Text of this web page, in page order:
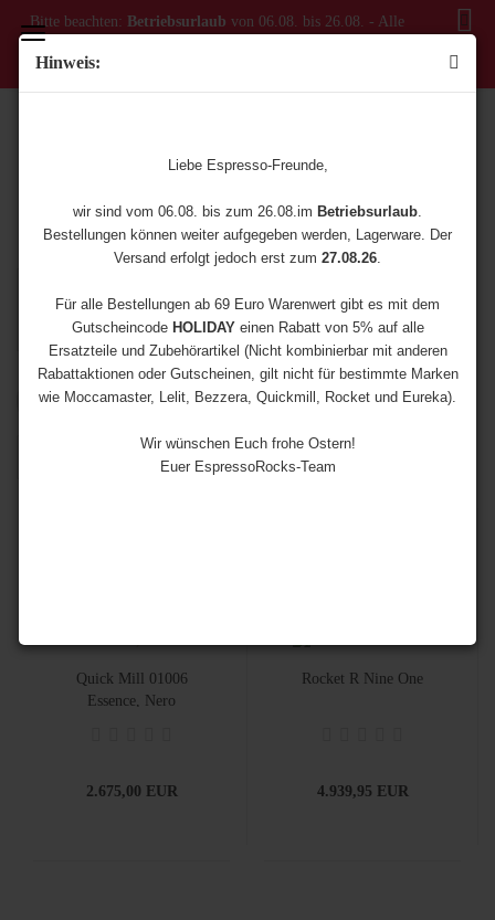
Hinweis:
Liebe Espresso-Freunde,
wir sind vom 06.08. bis zum 26.08.im Betriebsurlaub.
Bestellungen können weiter aufgegeben werden, Lagerware. Der
Versand erfolgt jedoch erst zum 27.08.26.
Für alle Bestellungen ab 69 Euro Warenwert gibt es mit dem
Gutscheincode HOLIDAYeinen Rabatt von 5% auf alle
Ersatzteile und Zubehörartikel (Nicht kombinierbar mit anderen
Rabattaktionen oder Gutscheinen, gilt nicht für bestimmte Marken
wie Moccamaster, Lelit, Bezzera, Quickmill, Rocket und Eureka).
Wir wünschen Euch frohe Ostern!
Euer EspressoRocks-Team
Bitte beachten: Betriebsurlaub von 06.08. bis 26.08. - Alle
Bestellungen ab dem 06.08. werden erst ab dem 27.08.
Eine Auswahl an hochwertigen Siebträgermaschinen für Einsteiger,
Fortgeschrittene und Semi-Professionelle (Heim-) Barista
Sortieren nach 8 pro Seite
7
Quick Mill 01006
Essence, Nero
2.675,00 EUR
Rocket R Nine One
4.939,95 EUR